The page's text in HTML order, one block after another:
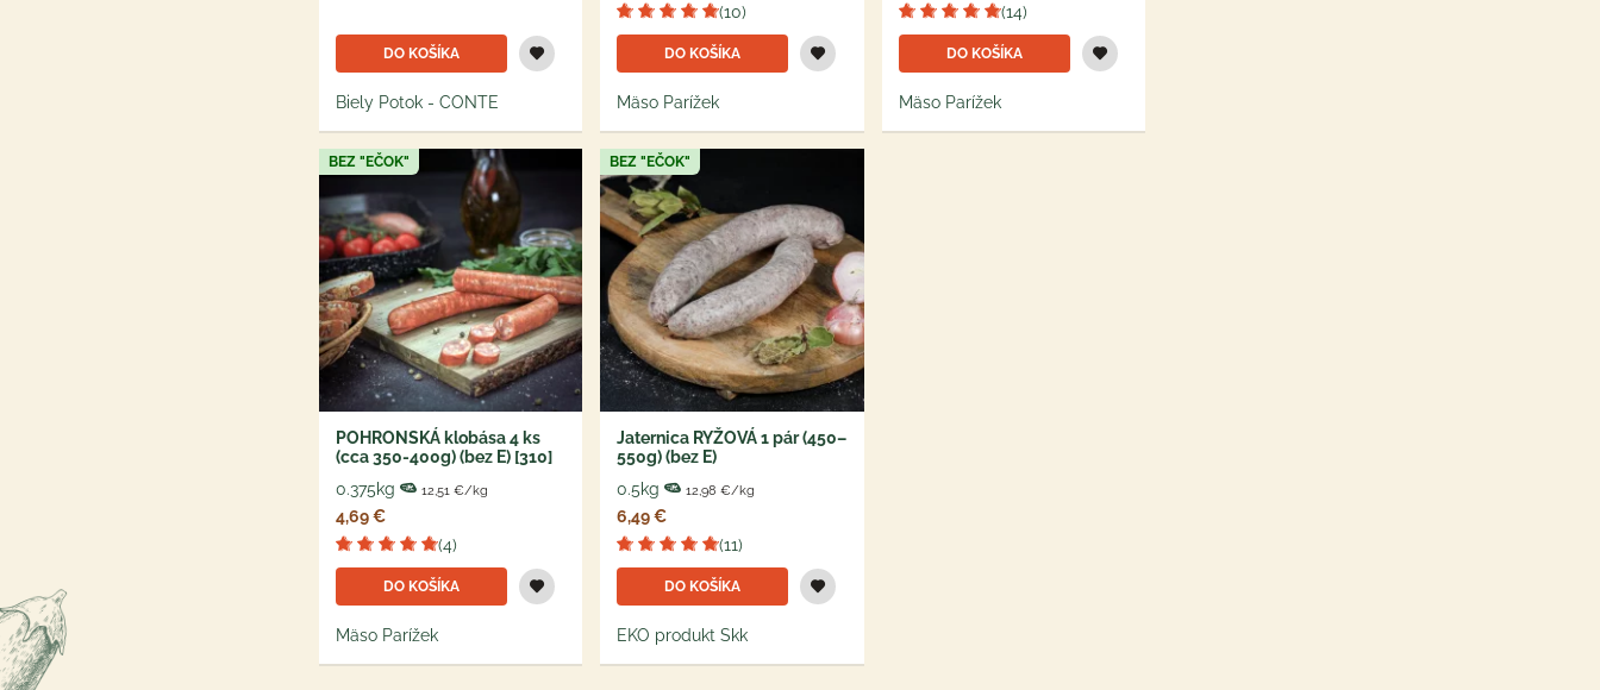
DO KOŠÍKA
Biely Potok - CONTE
(10)
DO KOŠÍKA
Mäso Parížek
(14)
DO KOŠÍKA
Mäso Parížek
BEZ "EČOK"
POHRONSKÁ klobása 4 ks
(cca 350-400g) (bez E) [310]
0.375kg
12,51 €/kg
4,69 €
(4)
DO KOŠÍKA
Mäso Parížek
BEZ "EČOK"
Jaternica RYŽOVÁ 1 pár (450–
550g) (bez E)
0.5kg
12,98 €/kg
6,49 €
(11)
DO KOŠÍKA
EKO produkt Skk